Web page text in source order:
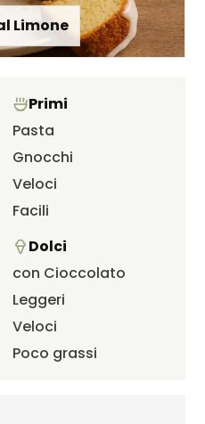
Limone
Primi
Pasta
Gnocchi
Veloci
Facili
Dolci
con Cioccolato
Leggeri
Veloci
Poco grassi